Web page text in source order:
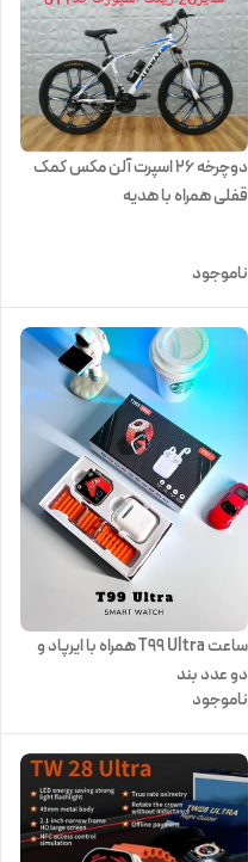
دوچرخه ۲۶ اسپرت آلن مکس کمک
قفلی همراه با هدیه
ناموجود
ساعت T99 Ultra همراه با ایرپاد و
دو عدد بند
ناموجود